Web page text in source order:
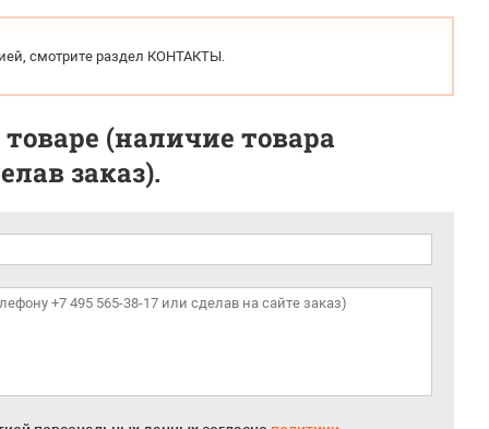
смотрите раздел КОНТАКТЫ.
(наличие товара
заказ).